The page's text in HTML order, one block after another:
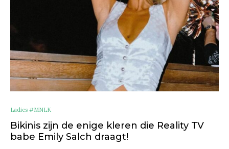
Ladies #MNLK
Bikinis zijn de enige kleren die Reality TV
babe Emily Salch draagt!